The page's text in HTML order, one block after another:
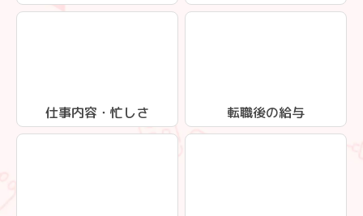
仕事内容・忙しさ 転職後の給与